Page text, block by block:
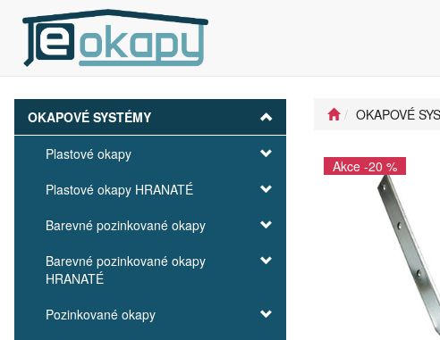
OKAPOVÉ SYSTÉMY
Plastové okapy
Plastové okapy HRANATÉ
Barevné pozinkované okapy
Barevné pozinkované okapy
HRANATÉ
Pozinkované okapy
OKAPOVÉ
Akce -20 %